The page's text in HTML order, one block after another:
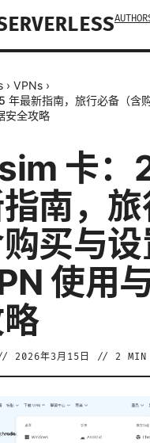
› VPNs ›
年最新指南，旅行必备（含
安全攻略
卡
南，
买与
使用
2026年3月15日 // 2